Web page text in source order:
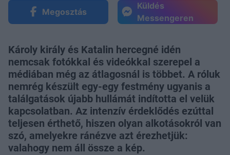
Megosztás
Küldés
Messengeren
Károly király és Katalin hercegné idén
nemcsak fotókkal és videókkal szerepel a
médiában még az átlagosnál is többet. A róluk
nemrég készült egy-egy festmény ugyanis a
találgatások újabb hullámát indította el velük
kapcsolatban. Az intenzív érdeklődés ezúttal
teljesen érthető, hiszen olyan alkotásokról van
szó, amelyekre ránézve azt érezhetjük:
valahogy nem áll össze a kép.